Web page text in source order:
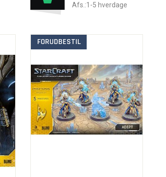
Afs.:1-5 hverdage
FORUDBESTIL